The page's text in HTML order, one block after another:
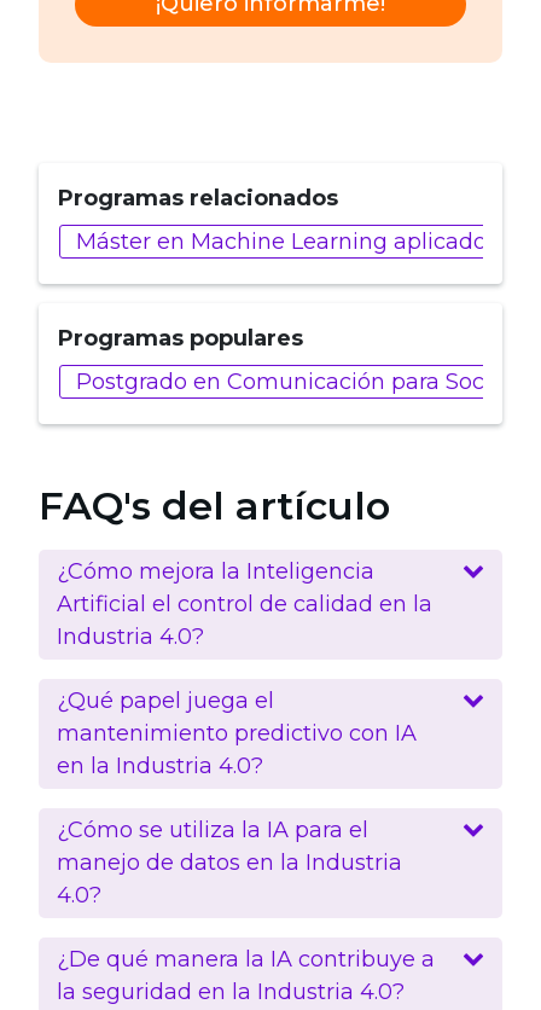
Programas relacionados
Máster en Machine Learning aplicado a
Programas populares
Postgrado en Comunicación para Social
FAQ's del artículo
¿Cómo mejora la Inteligencia
Artificial el control de calidad en la
Industria 4.0?
¿Qué papel juega el
mantenimiento predictivo con IA
en la Industria 4.0?
¿Cómo se utiliza la IA para el
manejo de datos en la Industria
4.0?
¿De qué manera la IA contribuye a
la seguridad en la Industria 4.0?